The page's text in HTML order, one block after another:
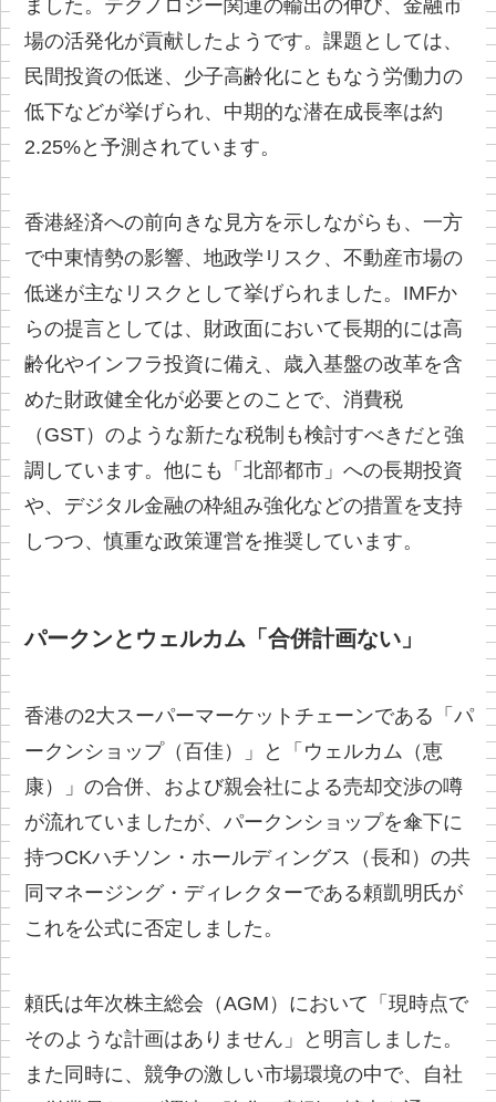
ました。テクノロジー関連の輸出の伸び、金融市
場の活発化が貢献したようです。課題としては、
民間投資の低迷、少子高齢化にともなう労働力の
低下などが挙げられ、中期的な潜在成長率は約
2.25%と予測されています。
香港経済への前向きな見方を示しながらも、一方
で中東情勢の影響、地政学リスク、不動産市場の
低迷が主なリスクとして挙げられました。IMFか
らの提言としては、財政面において長期的には高
齢化やインフラ投資に備え、歳入基盤の改革を含
めた財政健全化が必要とのことで、消費税
（GST）のような新たな税制も検討すべきだと強
調しています。他にも「北部都市」への長期投資
や、デジタル金融の枠組み強化などの措置を支持
しつつ、慎重な政策運営を推奨しています。
パークンとウェルカム「合併計画ない」
香港の2大スーパーマーケットチェーンである「パ
ークンショップ（百佳）」と「ウェルカム（恵
康）」の合併、および親会社による売却交渉の噂
が流れていましたが、パークンショップを傘下に
持つCKハチソン・ホールディングス（長和）の共
同マネージング・ディレクターである頼凱明氏が
これを公式に否定しました。
頼氏は年次株主総会（AGM）において「現時点で
そのような計画はありません」と明言しました。
また同時に、競争の激しい市場環境の中で、自社